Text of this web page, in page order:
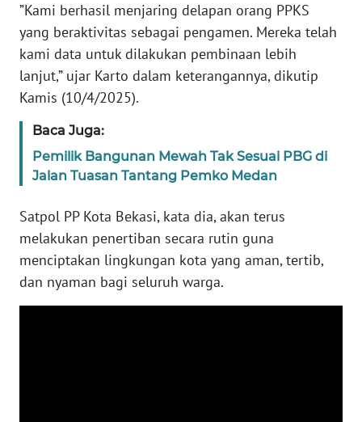
”Kami berhasil menjaring delapan orang PPKS
yang beraktivitas sebagai pengamen. Mereka telah
kami data untuk dilakukan pembinaan lebih
lanjut,” ujar Karto dalam keterangannya, dikutip
Kamis (10/4/2025).
Baca Juga:
Pemilik Bangunan Mewah Tak Sesuai PBG di
Jalan Tuasan Tantang Pemko Medan
Satpol PP Kota Bekasi, kata dia, akan terus
melakukan penertiban secara rutin guna
menciptakan lingkungan kota yang aman, tertib,
dan nyaman bagi seluruh warga.
WN
SERAMBI
WN
JAMBI
SULTRA
NTB
WN
SULTENG